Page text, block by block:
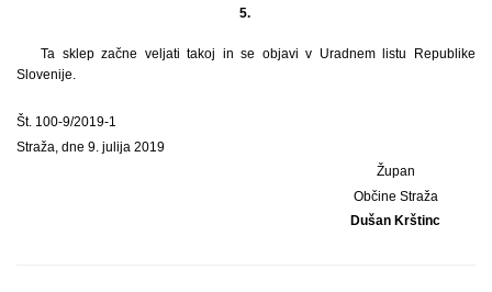
5.
Ta sklep začne veljati takoj in se objavi v Uradnem listu Republike
Slovenije.
Št. 100-9/2019-1
Straža, dne 9. julija 2019
Župan
Občine Straža
Dušan Krštinc